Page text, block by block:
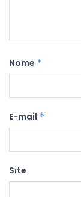
Nome *
E-mail *
Site